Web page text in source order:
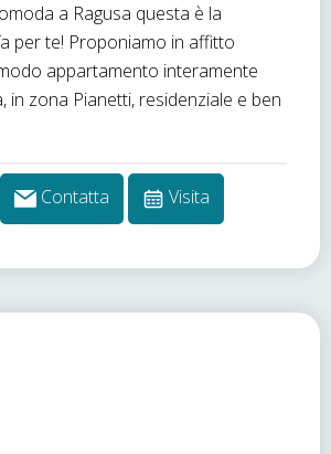
a Ragusa questa è la
per te! Proponiamo in affitto
appartamento interamente
in zona Pianetti, residenziale e ben
Contatta Visita